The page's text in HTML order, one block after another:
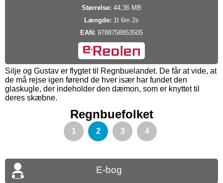
Størrelse: 44,36 MB
Længde: 1t 6m 2s
EAN: 9788758853505
Silje og Gustav er flygtet til Regnbuelandet. De får at vide, at
de må rejse igen førend de hver især har fundet den
glaskugle, der indeholder den dæmon, som er knyttet til
deres skæbne.
Regnbuefolket
1 2 3 4
E-bog